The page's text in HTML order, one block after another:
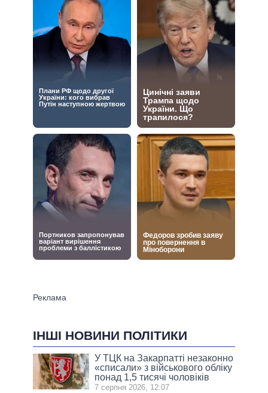
ІНШІ НОВИНИ ПОЛІТИКИ
У ТЦК на Закарпатті незаконно
«списали» з військового обліку
понад 1,5 тисячі чоловіків
7 серпня 2026, 12:07